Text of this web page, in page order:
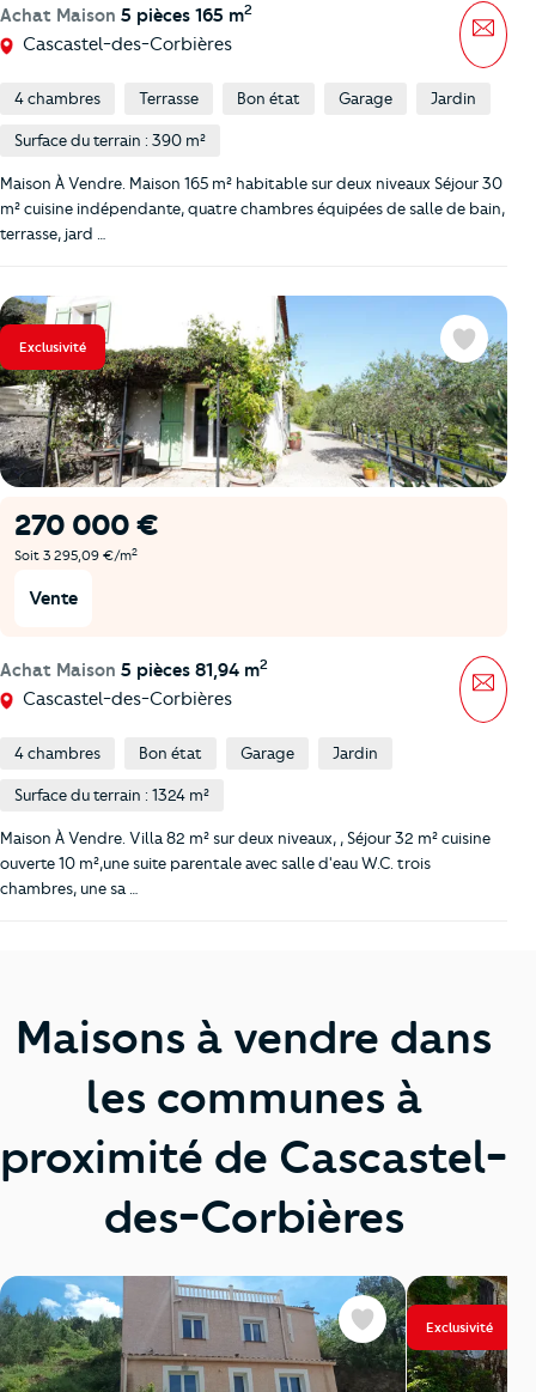
Achat Maison 5 pièces 165 m2
Cascastel-des-Corbières
4 chambres Terrasse Bon état Garage Jardin
Surface du terrain : 390 m²
Maison À Vendre. Maison 165 m² habitable sur deux niveaux Séjour 30
m² cuisine indépendante, quatre chambres équipées de salle de bain,
terrasse, jard …
Exclusivité
270 000 €
Soit 3 295,09 €/m2
Vente
Achat Maison 5 pièces 81,94 m2
Cascastel-des-Corbières
Favoris
4 chambres Bon état Garage Jardin
Surface du terrain : 1324 m²
Maison À Vendre. Villa 82 m² sur deux niveaux, , Séjour 32 m² cuisine
ouverte 10 m²,une suite parentale avec salle d'eau W.C. trois
chambres, une sa …
Maisons à vendre dans
les communes à
proximité de Cascastel-
des-Corbières
Favoris Exclusivité